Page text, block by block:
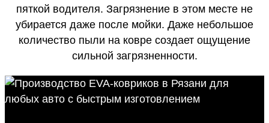
пяткой водителя. Загрязнение в этом месте не
убирается даже после мойки. Даже небольшое
количество пыли на ковре создает ощущение
сильной загрязненности.